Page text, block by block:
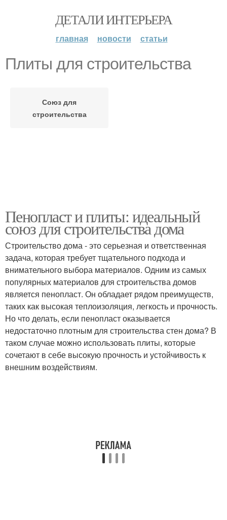
ДЕТАЛИ ИНТЕРЬЕРА
главная новости статьи
Плиты для строительства
Союз для
строительства
Пенопласт и плиты: идеальный
союз для строительства дома
Строительство дома - это серьезная и ответственная
задача, которая требует тщательного подхода и
внимательного выбора материалов. Одним из самых
популярных материалов для строительства домов
является пенопласт. Он обладает рядом преимуществ,
таких как высокая теплоизоляция, легкость и прочность.
Но что делать, если пенопласт оказывается
недостаточно плотным для строительства стен дома? В
таком случае можно использовать плиты, которые
сочетают в себе высокую прочность и устойчивость к
внешним воздействиям.